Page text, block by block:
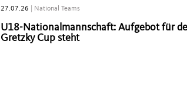
27.07.26 National Teams
U18-Nationalmannschaft: Aufgebot für
Gretzky Cup steht